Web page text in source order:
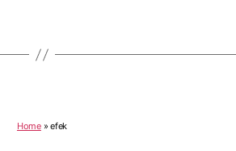
Home»efek